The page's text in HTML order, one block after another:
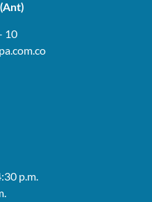
10
p.m.